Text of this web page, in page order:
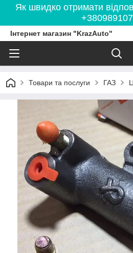
Як швидко отримати
Інтернет магазин "KrazAuto"
Товари та послуги ГАЗ